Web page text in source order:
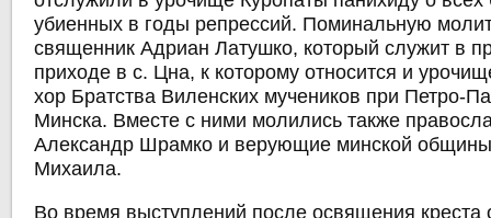
убиенных в годы репрессий. Поминальную
священник Адриан Латушко, который служит в
приходе в с. Цна, к которому относится и
хор Братства Виленских мучеников при Петро-
Минска. Вместе с ними молились также
Александр Шрамко и верующие минской
Михаила.
Во время выступлений после освящения креста